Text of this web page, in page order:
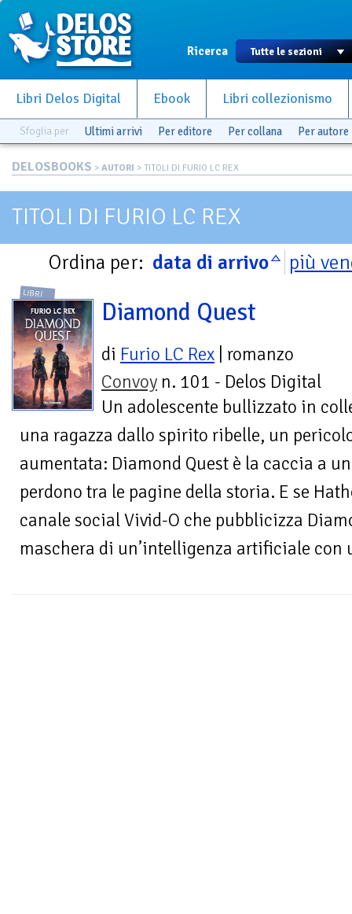
Ricerca
Libri Delos Digital Ebook Libri collezionismo
Sfoglia per Ultimi arrivi Per editore Per collana Per autore
DELOSBOOKS > AUTORI > TITOLI DI FURIO LC REX
TITOLI DI FURIO LC REX
Ordina per: data di arrivo più
LIBRI
Diamond Quest
di Furio LC Rex | romanzo
Convoy n. 101 - Delos Digital
Un adolescente bullizzato in
una ragazza dallo spirito ribelle, un
aumentata: Diamond Quest è la caccia a
perdono tra le pagine della storia. E se
canale social Vivid-O che pubblicizza
maschera di un’intelligenza artificiale con